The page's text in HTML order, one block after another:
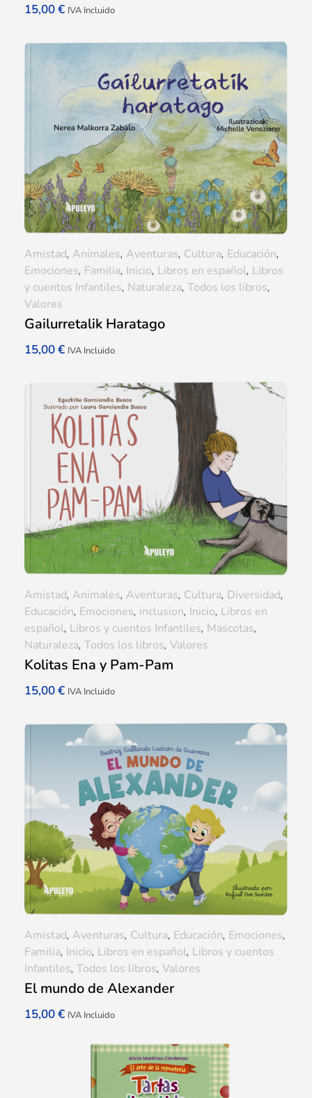
15,00€ IVA Incluido
Gailurretalik Haratago
15,00€ IVA Incluido
Amistad, Animales, Aventuras, Cultura, Educación,
Emociones, Familia, Inicio, Libros en español, Libros
y cuentos Infantiles, Naturaleza, Todos los libros,
Valores
Kolitas Ena y Pam-Pam
15,00€ IVA Incluido
Amistad, Animales, Aventuras, Cultura, Diversidad,
Educación, Emociones, inclusion, Inicio, Libros en
español, Libros y cuentos Infantiles, Mascotas,
Naturaleza, Todos los libros, Valores
El mundo de Alexander
15,00€ IVA Incluido
Amistad, Aventuras, Cultura, Educación, Emociones,
Familia, Inicio, Libros en español, Libros y cuentos
Infantiles, Todos los libros, Valores